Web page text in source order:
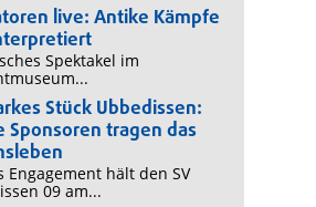
live: Antike Kämpfe
Spektakel im
Stück Ubbedissen:
Sponsoren tragen das
Engagement hält den SV
09 am...